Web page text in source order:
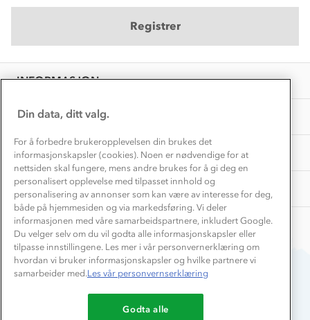
Registrer
INFORMASJON
Presse
OM OSS
Personvern
Samarbeide med oss?
TIPS OG RÅD
Store størrelser
Turmat oppskrifter
Beredskap
AKTIVITETER
Norgesferie 🇳🇴
Få turinspirasjon og tips her⛰
Overnatte utendørs⛺
Leirskole 🥾
Barnehageansatt
Tips til hyttetur
Du betaler enkelt med
Din data, ditt valg.
For å forbedre brukeropplevelsen din brukes det
informasjonskapsler (cookies). Noen er nødvendige for at
nettsiden skal fungere, mens andre brukes for å gi deg en
personalisert opplevelse med tilpasset innhold og
personalisering av annonser som kan være av interesse for deg,
både på hjemmesiden og via markedsføring. Vi deler
informasjonen med våre samarbeidspartnere, inkludert Google.
Du velger selv om du vil godta alle informasjonskapsler eller
tilpasse innstillingene. Les mer i vår personvernerklæring om
hvordan vi bruker informasjonskapsler og hvilke partnere vi
samarbeider med.Les vår personvernserklæring
Godta alle